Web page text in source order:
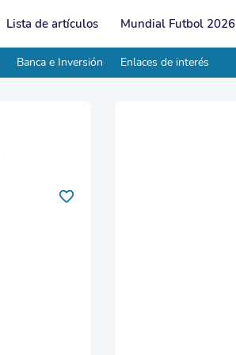
Lista de artículos Mundial Futbol 2026
Banca e Inversión Enlaces de interés